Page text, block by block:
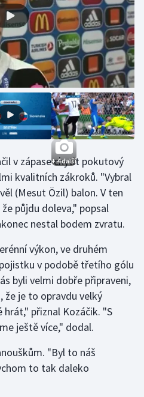
+ 4 další
v zápase chytit pokutový
kvalitních zákroků. "Vybral
(Mesut Özil) balon. V ten
půjdu doleva," popsal
nestal bodem zvratu.
výkon, ve druhém
v podobě třetího gólu
byli velmi dobře připraveni,
že je to opravdu velký
přiznal Kozáčik. "S
ještě více," dodal.
"Byl to náš
to tak daleko